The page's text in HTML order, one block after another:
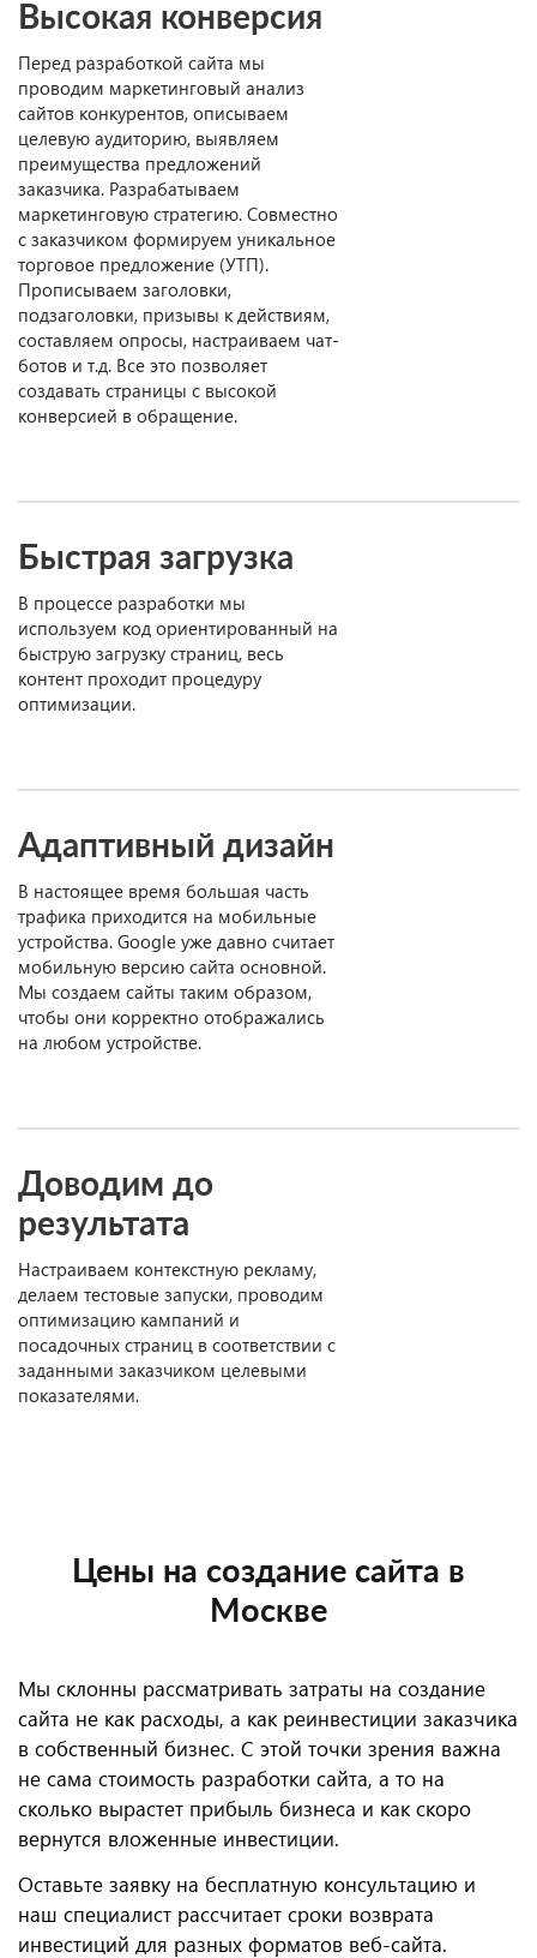
Высокая конверсия
Перед разработкой сайта мы
проводим маркетинговый анализ
сайтов конкурентов, описываем
целевую аудиторию, выявляем
преимущества предложений
заказчика. Разрабатываем
маркетинговую стратегию. Совместно
с заказчиком формируем уникальное
торговое предложение (УТП).
Прописываем заголовки,
подзаголовки, призывы к действиям,
составляем опросы, настраиваем чат-
ботов и т.д. Все это позволяет
создавать страницы с высокой
конверсией в обращение.
Быстрая загрузка
В процессе разработки мы
используем код ориентированный на
быструю загрузку страниц, весь
контент проходит процедуру
оптимизации.
Адаптивный дизайн
В настоящее время большая часть
трафика приходится на мобильные
устройства. Google уже давно считает
мобильную версию сайта основной.
Мы создаем сайты таким образом,
чтобы они корректно отображались
на любом устройстве.
Доводим до
результата
Настраиваем контекстную рекламу,
делаем тестовые запуски, проводим
оптимизацию кампаний и
посадочных страниц в соответствии с
заданными заказчиком целевыми
показателями.
Цены на создание сайта в
Москве
Мы склонны рассматривать затраты на создание
сайта не как расходы, а как реинвестиции заказчика
в собственный бизнес. С этой точки зрения важна
не сама стоимость разработки сайта, а то на
сколько вырастет прибыль бизнеса и как скоро
вернутся вложенные инвестиции.
Оставьте заявку на бесплатную консультацию и
наш специалист рассчитает сроки возврата
инвестиций для разных форматов веб-сайта.